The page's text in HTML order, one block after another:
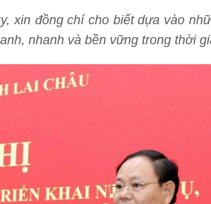
y, xin đồng chí cho biết dựa vào
nhanh và bền vững trong thời